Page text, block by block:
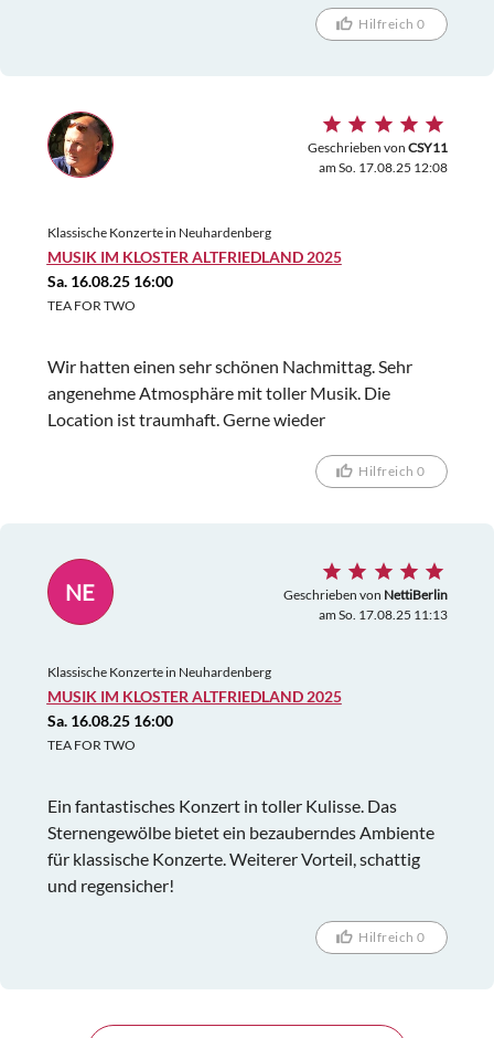
Hilfreich 0
Geschrieben von CSY11
am So. 17.08.25 12:08
Klassische Konzerte in Neuhardenberg
MUSIK IM KLOSTER ALTFRIEDLAND 2025
Sa. 16.08.25 16:00
TEA FOR TWO
Wir hatten einen sehr schönen Nachmittag. Sehr
angenehme Atmosphäre mit toller Musik. Die
Location ist traumhaft. Gerne wieder
Hilfreich 0
NE Geschrieben von NettiBerlin
am So. 17.08.25 11:13
Klassische Konzerte in Neuhardenberg
MUSIK IM KLOSTER ALTFRIEDLAND 2025
Sa. 16.08.25 16:00
TEA FOR TWO
Ein fantastisches Konzert in toller Kulisse. Das
Sternengewölbe bietet ein bezauberndes Ambiente
für klassische Konzerte. Weiterer Vorteil, schattig
und regensicher!
Hilfreich 0